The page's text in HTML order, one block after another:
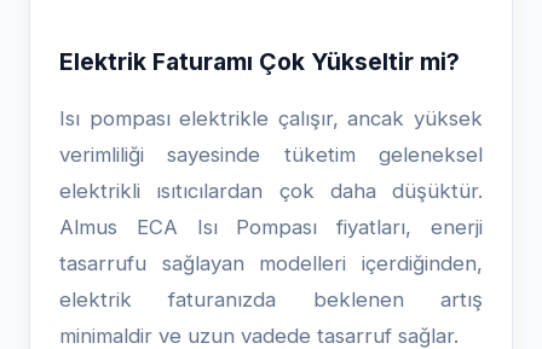
Elektrik Faturamı Çok Yükseltir mi?
Isı pompası elektrikle çalışır, ancak yüksek
verimliliği sayesinde tüketim geleneksel
elektrikli ısıtıcılardan çok daha düşüktür.
Almus ECA Isı Pompası fiyatları, enerji
tasarrufu sağlayan modelleri içerdiğinden,
elektrik faturanızda beklenen artış
minimaldir ve uzun vadede tasarruf sağlar.